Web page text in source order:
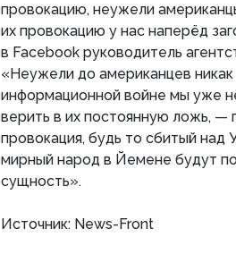
провокацию, неужели
их провокацию у нас наперёд
в Facebook руководитель
«Неужели до американцев никак
информационной войне мы уже
верить в их постоянную ложь,
провокация, будь то сбитый над
мирный народ в Йемене будут
сущность».
Источник: News-Front